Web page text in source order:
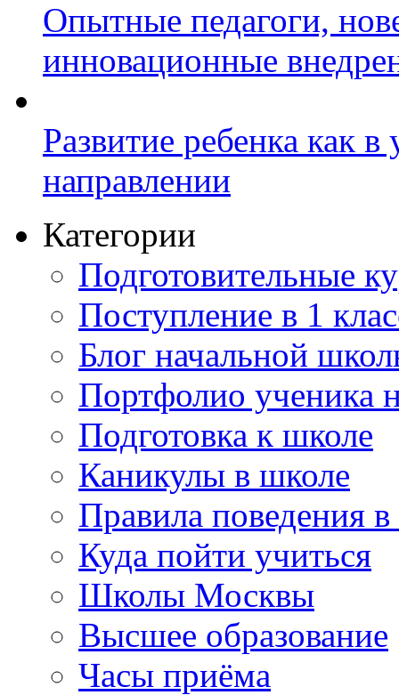
Опытные педагоги,
инновационные
Развитие ребенка как
направлении
Категории
Подготовительные
Поступление в 1
Блог начальной
Портфолио ученика
Подготовка к школе
Каникулы в школе
Правила поведения
Куда пойти учиться
Школы Москвы
Высшее образование
Часы приёма